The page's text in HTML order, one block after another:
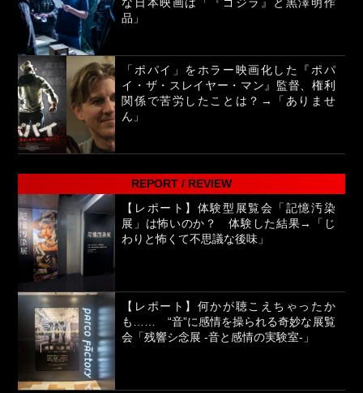
な日本映画は「『ゴジラ』と黒澤明作
品」
「ポパイ」をホラー映画化した『ポパ
イ・ザ・スレイヤー・マン』監督、権利
関係で苦労したことは？→「ありませ
ん」
REPORT / REVIEW
【レポート】体験型展覧会「記憶汚染
展」は怖いのか？ 体験した結果→「じ
わりと怖くて不思議な後味」
【レポート】何かが聴こえちゃったか
も…… “音”に感情を操られる奇妙な展覧
会「残響シ念展 -⾳と感情の実験室-」